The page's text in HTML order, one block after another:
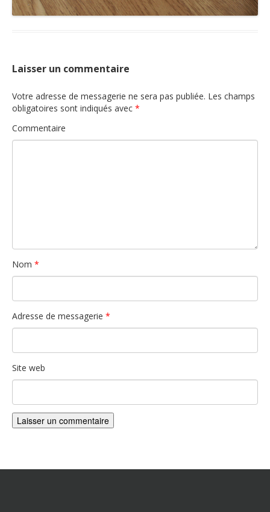
Dryade
Doll Rendez-vous in Paris
Boutique
Laisser un commentaire
Votre adresse de messagerie ne sera pas publiée. Les champs
obligatoires sont indiqués avec *
Commentaire
Nom *
Adresse de messagerie *
Site web